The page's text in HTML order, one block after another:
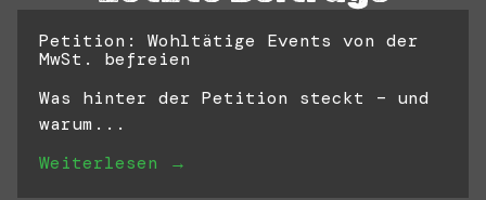
Petition: Wohltätige Events von der
MwSt. befreien
Was hinter der Petition steckt – und
warum...
Weiterlesen →